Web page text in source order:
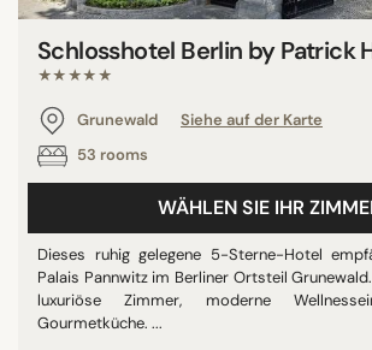
Schlosshotel Berlin by Patrick
★★★★★
Grunewald
Siehe auf der Karte
53 rooms
WÄHLEN SIE IHR
Dieses ruhig gelegene 5-Sterne-Hotel
Palais Pannwitz im Berliner Ortsteil
luxuriöse Zimmer, moderne
Gourmetküche. ...